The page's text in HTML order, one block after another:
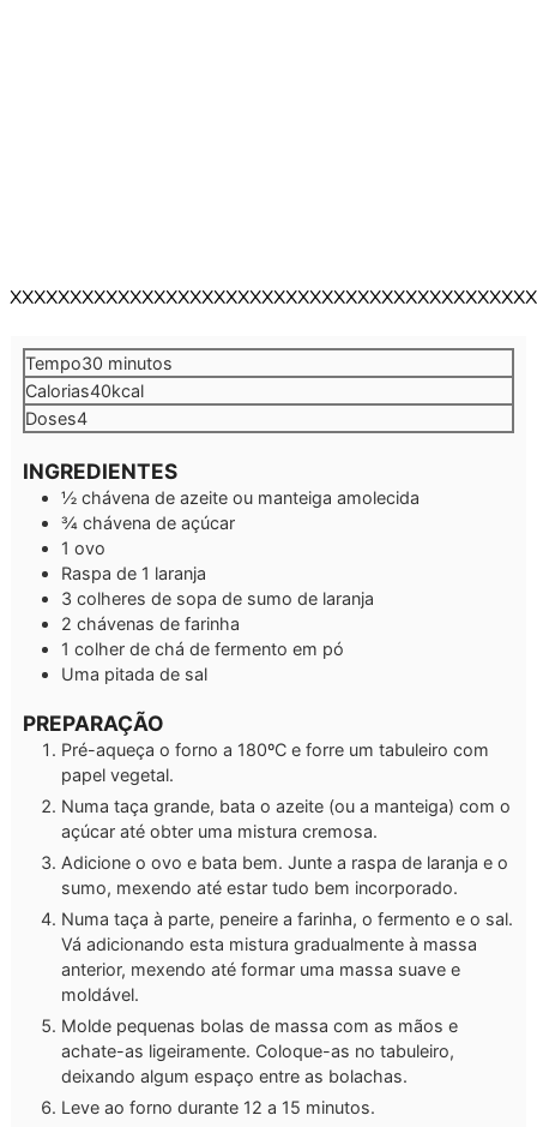
Tempo30 minutos
minutos
Calorias40kcal
Doses4
INGREDIENTES
½ chávena de azeite ou manteiga amolecida
¾ chávena de açúcar
1 ovo
Raspa de 1 laranja
3 colheres de sopa de sumo de laranja
2 chávenas de farinha
1 colher de chá de fermento em pó
Uma pitada de sal
PREPARAÇÃO
Pré-aqueça o forno a 180ºC e forre um tabuleiro com
papel vegetal.
Numa taça grande, bata o azeite (ou a manteiga) com o
açúcar até obter uma mistura cremosa.
Adicione o ovo e bata bem. Junte a raspa de laranja e o
sumo, mexendo até estar tudo bem incorporado.
Numa taça à parte, peneire a farinha, o fermento e o sal.
Vá adicionando esta mistura gradualmente à massa
anterior, mexendo até formar uma massa suave e
moldável.
Molde pequenas bolas de massa com as mãos e
achate-as ligeiramente. Coloque-as no tabuleiro,
deixando algum espaço entre as bolachas.
Leve ao forno durante 12 a 15 minutos.